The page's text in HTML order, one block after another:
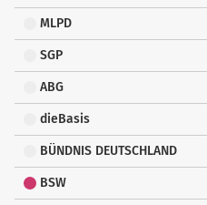
MLPD
SGP
ABG
dieBasis
BÜNDNIS DEUTSCHLAND
BSW